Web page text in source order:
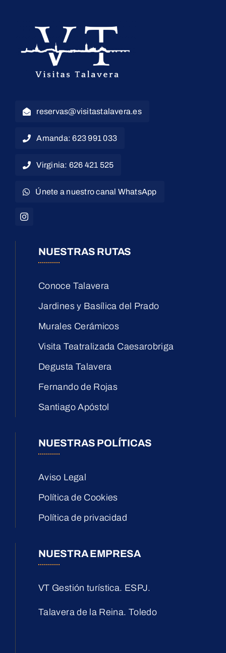
reservas@visitastalavera.es
Amanda: 623 991 033
Virginia: 626 421 525
Únete a nuestro canal WhatsApp
NUESTRAS RUTAS
Conoce Talavera
Jardines y Basílica del Prado
Murales Cerámicos
Visita Teatralizada Caesarobriga
Degusta Talavera
Fernando de Rojas
Santiago Apóstol
NUESTRAS POLÍTICAS
Aviso Legal
Política de Cookies
Política de privacidad
NUESTRA EMPRESA
VT Gestión turística. ESPJ.
Talavera de la Reina. Toledo